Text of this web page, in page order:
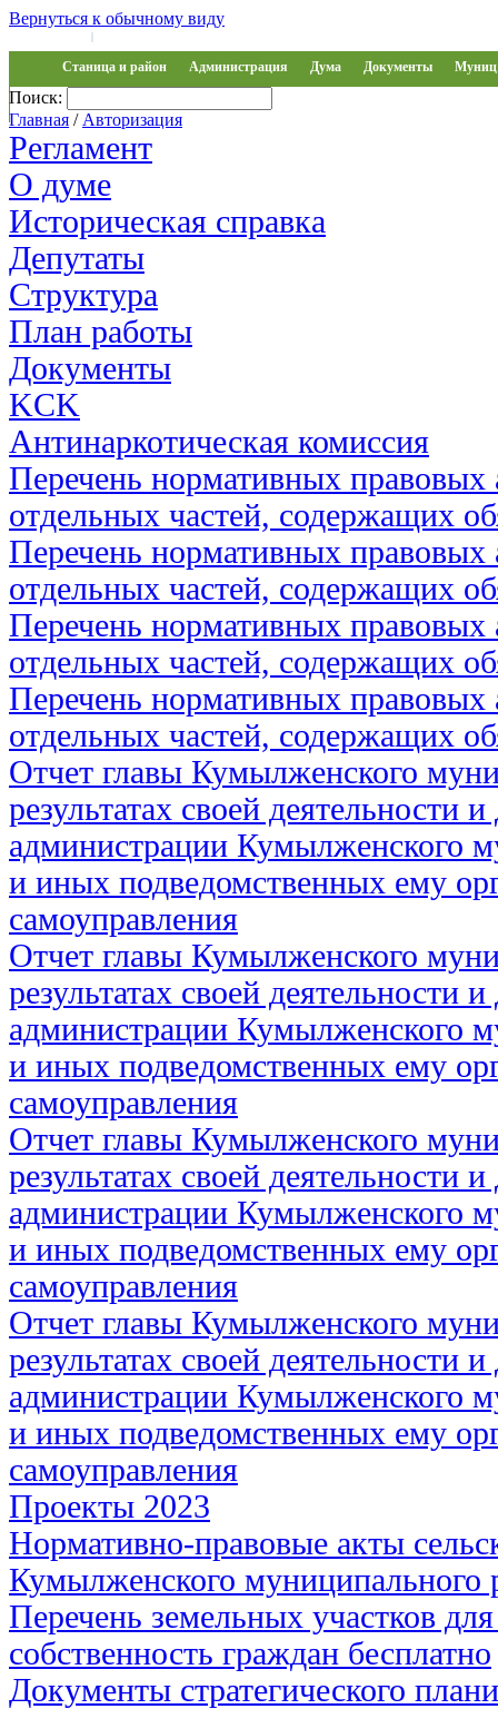
Вернуться к обычному виду
|
Станица и район Администрация Дума Документы Муниц
Обращения
Поиск:
Главная / Авторизация
Регламент
О думе
Историческая справка
Депутаты
Структура
План работы
Документы
KCK
Антинаркотическая комиссия
Перечень нормативных правовых
отдельных частей, содержащих
Перечень нормативных правовых
отдельных частей, содержащих
Перечень нормативных правовых
отдельных частей, содержащих
Перечень нормативных правовых
отдельных частей, содержащих
Отчет главы Кумылженского
результатах своей деятельности
администрации Кумылженского
и иных подведомственных ему
самоуправления
Отчет главы Кумылженского
результатах своей деятельности
администрации Кумылженского
и иных подведомственных ему
самоуправления
Отчет главы Кумылженского
результатах своей деятельности
администрации Кумылженского
и иных подведомственных ему
самоуправления
Отчет главы Кумылженского
результатах своей деятельности
администрации Кумылженского
и иных подведомственных ему
самоуправления
Проекты 2023
Нормативно-правовые акты
Кумылженского муниципального
Перечень земельных участков
собственность граждан бесплатно
Документы стратегического